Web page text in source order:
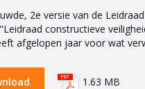
2e versie van de
constructieve
afgelopen jaar voor wat
1.63 MB